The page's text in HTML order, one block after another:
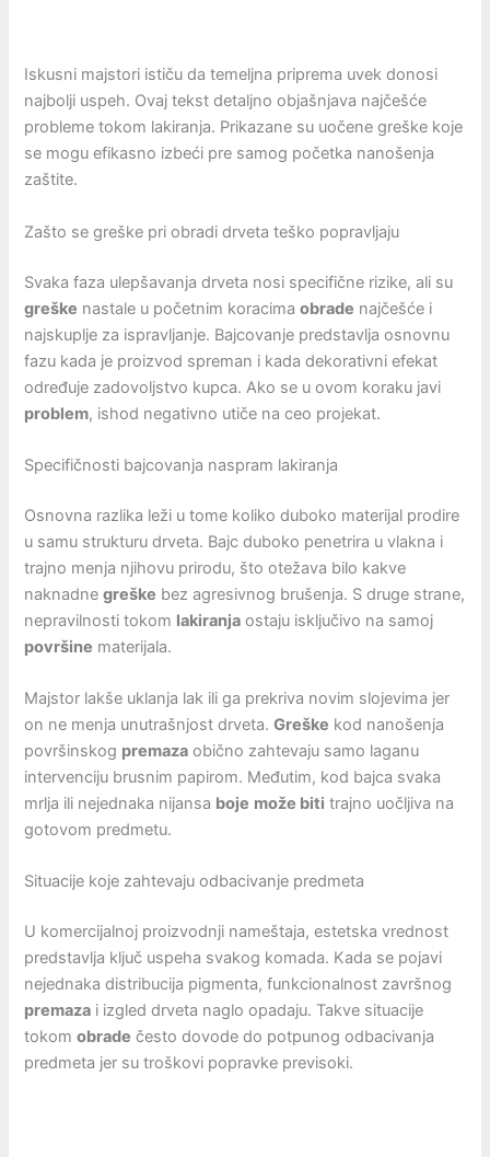
Iskusni majstori ističu da temeljna priprema uvek donosi
najbolji uspeh. Ovaj tekst detaljno objašnjava najčešće
probleme tokom lakiranja. Prikazane su uočene greške koje
se mogu efikasno izbeći pre samog početka nanošenja
zaštite.
Zašto se greške pri obradi drveta teško popravljaju
Svaka faza ulepšavanja drveta nosi specifične rizike, ali su
greške nastale u početnim koracimaobrade najčešće i
najskuplje za ispravljanje. Bajcovanje predstavlja osnovnu
fazu kada je proizvod spreman i kada dekorativni efekat
određuje zadovoljstvo kupca. Ako se u ovom koraku javi
problem, ishod negativno utiče na ceo projekat.
Specifičnosti bajcovanja naspram lakiranja
Osnovna razlika leži u tome koliko duboko materijal prodire
u samu strukturu drveta. Bajc duboko penetrira u vlakna i
trajno menja njihovu prirodu, što otežava bilo kakve
naknadnegreške bez agresivnog brušenja. S druge strane,
nepravilnosti tokom lakiranja ostaju isključivo na samoj
površine materijala.
Majstor lakše uklanja lak ili ga prekriva novim slojevima jer
on ne menja unutrašnjost drveta.Greške kod nanošenja
površinskog premaza obično zahtevaju samo laganu
intervenciju brusnim papirom. Međutim, kod bajca svaka
mrlja ili nejednaka nijansa boje može biti trajno uočljiva na
gotovom predmetu.
Situacije koje zahtevaju odbacivanje predmeta
U komercijalnoj proizvodnji nameštaja, estetska vrednost
predstavlja ključ uspeha svakog komada. Kada se pojavi
nejednaka distribucija pigmenta, funkcionalnost završnog
premaza i izgled drveta naglo opadaju. Takve situacije
tokomobrade često dovode do potpunog odbacivanja
predmeta jer su troškovi popravke previsoki.